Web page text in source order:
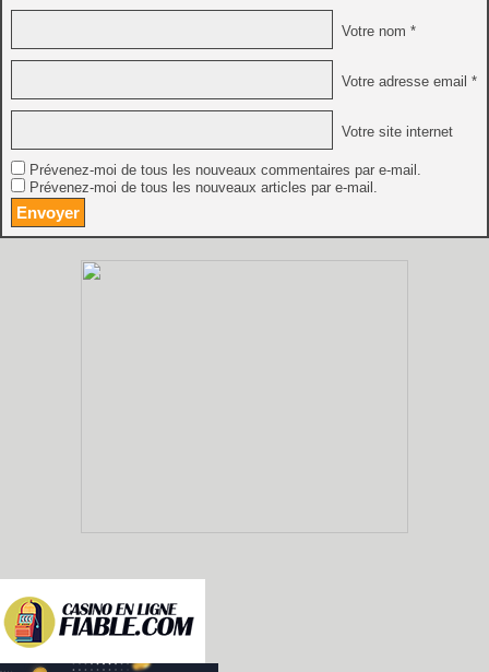
Votre nom *
Votre adresse email *
Votre site internet
Prévenez-moi de tous les nouveaux commentaires par e-mail.
Prévenez-moi de tous les nouveaux articles par e-mail.